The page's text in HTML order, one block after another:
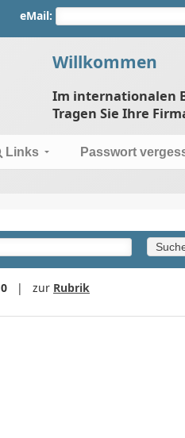
eMail:
Willkommen
Im internationalen
Tragen Sie Ihre
Links Passwort
0 | zur Rubrik